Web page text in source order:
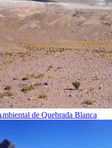
de Quebrada Blanca